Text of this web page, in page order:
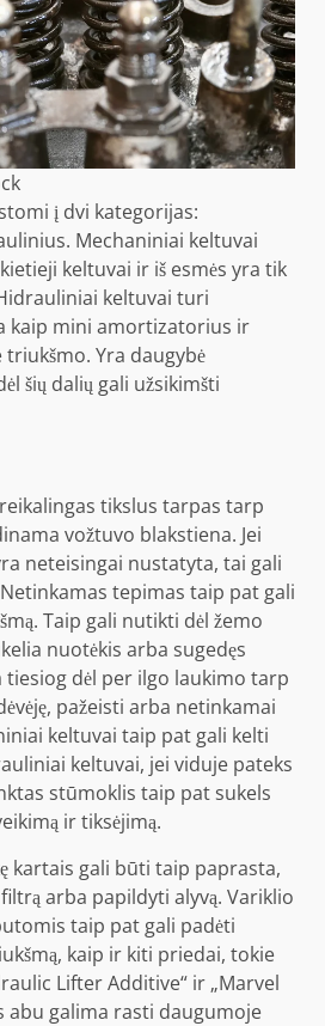
į dvi kategorijas:
Mechaniniai keltuvai
keltuvai ir iš esmės yra tik
keltuvai turi
kaip mini amortizatorius ir
Yra daugybė
šių dalių gali užsikimšti
tikslus tarpas tarp
vožtuvo blakstiena. Jei
neteisingai nustatyta, tai gali
tepimas taip pat gali
Taip gali nutikti dėl žemo
nuotėkis arba sugedęs
dėl per ilgo laukimo tarp
pažeisti arba netinkamai
keltuvai taip pat gali kelti
keltuvai, jei viduje pateks
stūmoklis taip pat sukels
ir tiksėjimą.
kartais gali būti taip paprasta,
arba papildyti alyvą. Variklio
taip pat gali padėti
kaip ir kiti priedai, tokie
Lifter Additive“ ir „Marvel
abu galima rasti daugumoje